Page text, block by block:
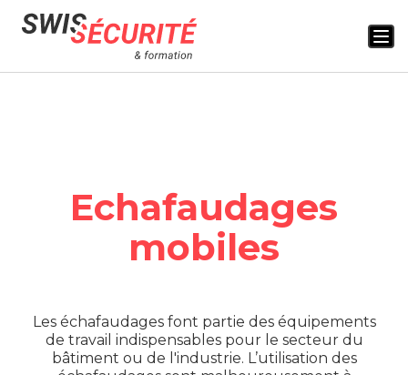
Echafaudages
mobiles
Les échafaudages font partie des équipements
de travail indispensables pour le secteur du
bâtiment ou de l'industrie. L’utilisation des